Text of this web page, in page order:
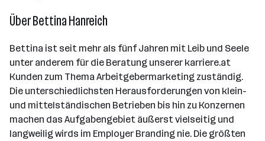
Über Bettina Hanreich
Bettina ist seit mehr als fünf Jahren mit Leib und Seele
unter anderem für die Beratung unserer karriere.at
Kunden zum Thema Arbeitgebermarketing zuständig.
Die unterschiedlichsten Herausforderungen von klein-
und mittelständischen Betrieben bis hin zu Konzernen
machen das Aufgabengebiet äußerst vielseitig und
langweilig wirds im Employer Branding nie. Die größten